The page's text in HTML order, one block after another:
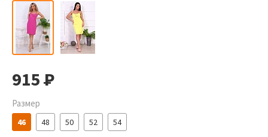
915Р
Размер
46 48 50 52 54